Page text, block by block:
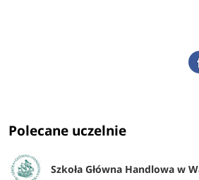
Polecane uczelnie
Szkoła Główna Handlowa w